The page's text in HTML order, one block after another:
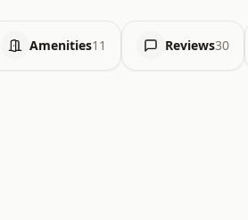
Amenities11 Reviews30